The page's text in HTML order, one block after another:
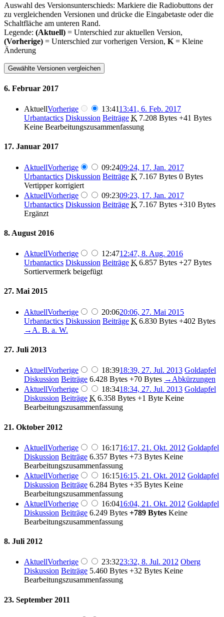
Auswahl des Versionsunterschieds: Markiere die Radiobuttons der
zu vergleichenden Versionen und drücke die Eingabetaste oder die
Schaltfläche am unteren Rand.
Legende: (Aktuell) = Unterschied zur aktuellen Version,
(Vorherige) = Unterschied zur vorherigen Version, K = Kleine
Änderung
6. Februar 2017
AktuellVorherige 13:4113:41, 6. Feb. 2017
Urbantactics Diskussion Beiträge K 7.208 Bytes +41 Bytes
Keine Bearbeitungszusammenfassung
17. Januar 2017
AktuellVorherige 09:2409:24, 17. Jan. 2017
Urbantactics Diskussion Beiträge K 7.167 Bytes 0 Bytes
Vertipper korrigiert
AktuellVorherige 09:2309:23, 17. Jan. 2017
Urbantactics Diskussion Beiträge K 7.167 Bytes +310 Bytes
Ergänzt
8. August 2016
AktuellVorherige 12:4712:47, 8. Aug. 2016
Urbantactics Diskussion Beiträge K 6.857 Bytes +27 Bytes
Sortiervermerk beigefügt
27. Mai 2015
AktuellVorherige 20:0620:06, 27. Mai 2015
Urbantactics Diskussion Beiträge K 6.830 Bytes +402 Bytes
→‎A. B. a. W.
27. Juli 2013
AktuellVorherige 18:3918:39, 27. Jul. 2013 Goldapfel
Diskussion Beiträge 6.428 Bytes +70 Bytes →‎Abkürzungen
AktuellVorherige 18:3418:34, 27. Jul. 2013 Goldapfel
Diskussion Beiträge K 6.358 Bytes +1 Byte Keine
Bearbeitungszusammenfassung
21. Oktober 2012
AktuellVorherige 16:1716:17, 21. Okt. 2012 Goldapfel
Diskussion Beiträge 6.357 Bytes +73 Bytes Keine
Bearbeitungszusammenfassung
AktuellVorherige 16:1516:15, 21. Okt. 2012 Goldapfel
Diskussion Beiträge 6.284 Bytes +35 Bytes Keine
Bearbeitungszusammenfassung
AktuellVorherige 16:0416:04, 21. Okt. 2012 Goldapfel
Diskussion Beiträge 6.249 Bytes +789 Bytes Keine
Bearbeitungszusammenfassung
8. Juli 2012
AktuellVorherige 23:3223:32, 8. Jul. 2012 Oberg
Diskussion Beiträge 5.460 Bytes +32 Bytes Keine
Bearbeitungszusammenfassung
23. September 2011